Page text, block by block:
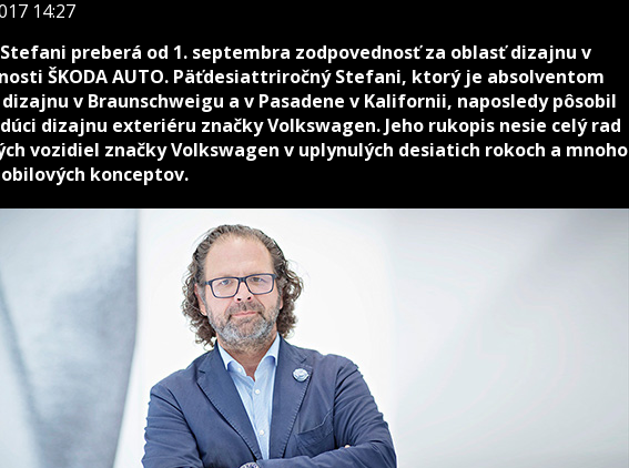
14:27
preberá od 1. septembra zodpovednosť za oblasť dizajnu v
ŠKODA AUTO. Päťdesiattriročný Stefani, ktorý je absolventom
v Braunschweigu a v Pasadene v Kalifornii, naposledy pôsobil
dizajnu exteriéru značky Volkswagen. Jeho rukopis nesie celý rad
vozidiel značky Volkswagen v uplynulých desiatich rokoch a mnoho
konceptov.